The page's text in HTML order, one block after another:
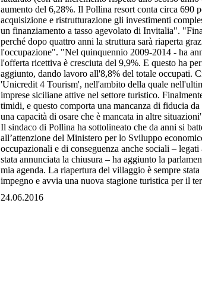
aumento del 6,28%. Il Pollina resort conta circa 690
acquisizione e ristrutturazione gli investimenti
un finanziamento a tasso agevolato di Invitalia".
perché dopo quattro anni la struttura sarà riaperta
l'occupazione". "Nel quinquennio 2009-2014 - ha
l'offerta ricettiva è cresciuta del 9,9%. E questo ha
aggiunto, dando lavoro all'8,8% del totale occupati.
'Unicredit 4 Tourism', nell'ambito della quale
imprese siciliane attive nel settore turistico.
timidi, e questo comporta una mancanza di fiducia
una capacità di osare che è mancata in altre
Il sindaco di Pollina ha sottolineato che da anni si
all’attenzione del Ministero per lo Sviluppo
occupazionali e di conseguenza anche sociali –
stata annunciata la chiusura – ha aggiunto la
mia agenda. La riapertura del villaggio è sempre
impegno e avvia una nuova stagione turistica per il
24.06.2016